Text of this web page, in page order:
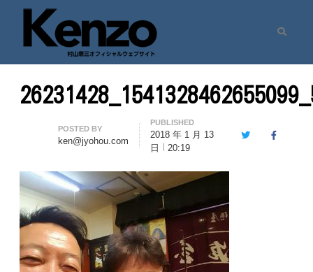
七転八起 – 村山憲三 Official Site
村山憲三ウェブサイト
Author
POSTED BY
ken@jyohou.com
PUBLISHED
2018 年 1 月 13
日
20:19
TwitterFacebook